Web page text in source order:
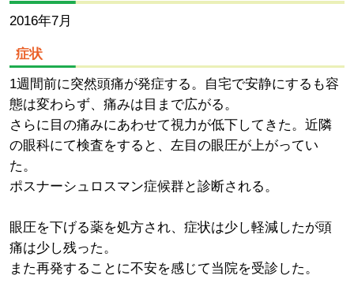
2016年7月
症状
1週間前に突然頭痛が発症する。自宅で安静にするも容
態は変わらず、痛みは目まで広がる。
さらに目の痛みにあわせて視力が低下してきた。近隣
の眼科にて検査をすると、左目の眼圧が上がってい
た。
ポスナーシュロスマン症候群と診断される。
眼圧を下げる薬を処方され、症状は少し軽減したが頭
痛は少し残った。
また再発することに不安を感じて当院を受診した。